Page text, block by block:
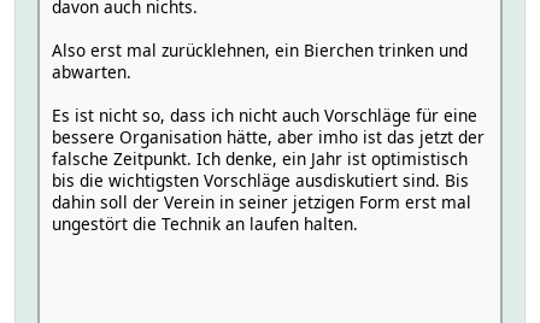
davon auch nichts.
Also erst mal zurücklehnen, ein Bierchen trinken und
abwarten.
Es ist nicht so, dass ich nicht auch Vorschläge für eine
bessere Organisation hätte, aber imho ist das jetzt der
falsche Zeitpunkt. Ich denke, ein Jahr ist optimistisch
bis die wichtigsten Vorschläge ausdiskutiert sind. Bis
dahin soll der Verein in seiner jetzigen Form erst mal
ungestört die Technik an laufen halten.